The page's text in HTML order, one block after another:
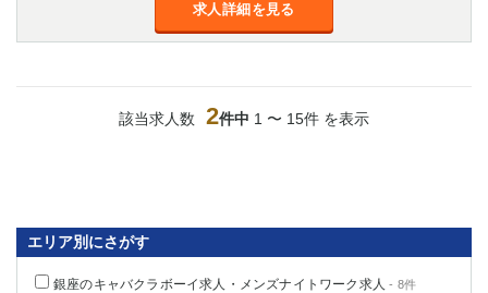
求人詳細を見る
該当求人数 2件中 1 〜 15件 を表示
エリア別にさがす
銀座のキャバクラボーイ求人・メンズナイトワーク求人 - 8件
津田沼
茂原
八千代台
本八幡